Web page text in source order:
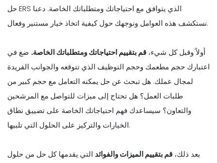
حل ERS الذي يتوافق مع احتياجاتك ومتطلباتك الخاصة. دعنا
نستكشف هذه العوامل ونوجهك حول كيفية اتخاذ خيار مستنير وفعال.
أولاً وقبل كل شيء، قم بتقييم احتياجاتك ومتطلباتك الخاصة. ضع في
اعتبارك حجم مطعمك وحجم التوظيف الذي تتوقعه والجوانب الفريدة
لمجال عملك. هل تبحث عن حل يمكنه التعامل مع حجم كبير من
طلبات العمل؟ هل تحتاج إلى ميزات للتواصل مع المرشحين
والتعاون؟ سيساعدك فهم احتياجاتك الخاصة على تضييق نطاق
الخيارات والتركيز على الحلول التي تلبيها.
بعد ذلك، قم بتقييم الميزات والفوائد التي يقدمها كل حل من حلول